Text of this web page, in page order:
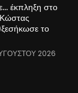
έκπληξη στο
το
2026